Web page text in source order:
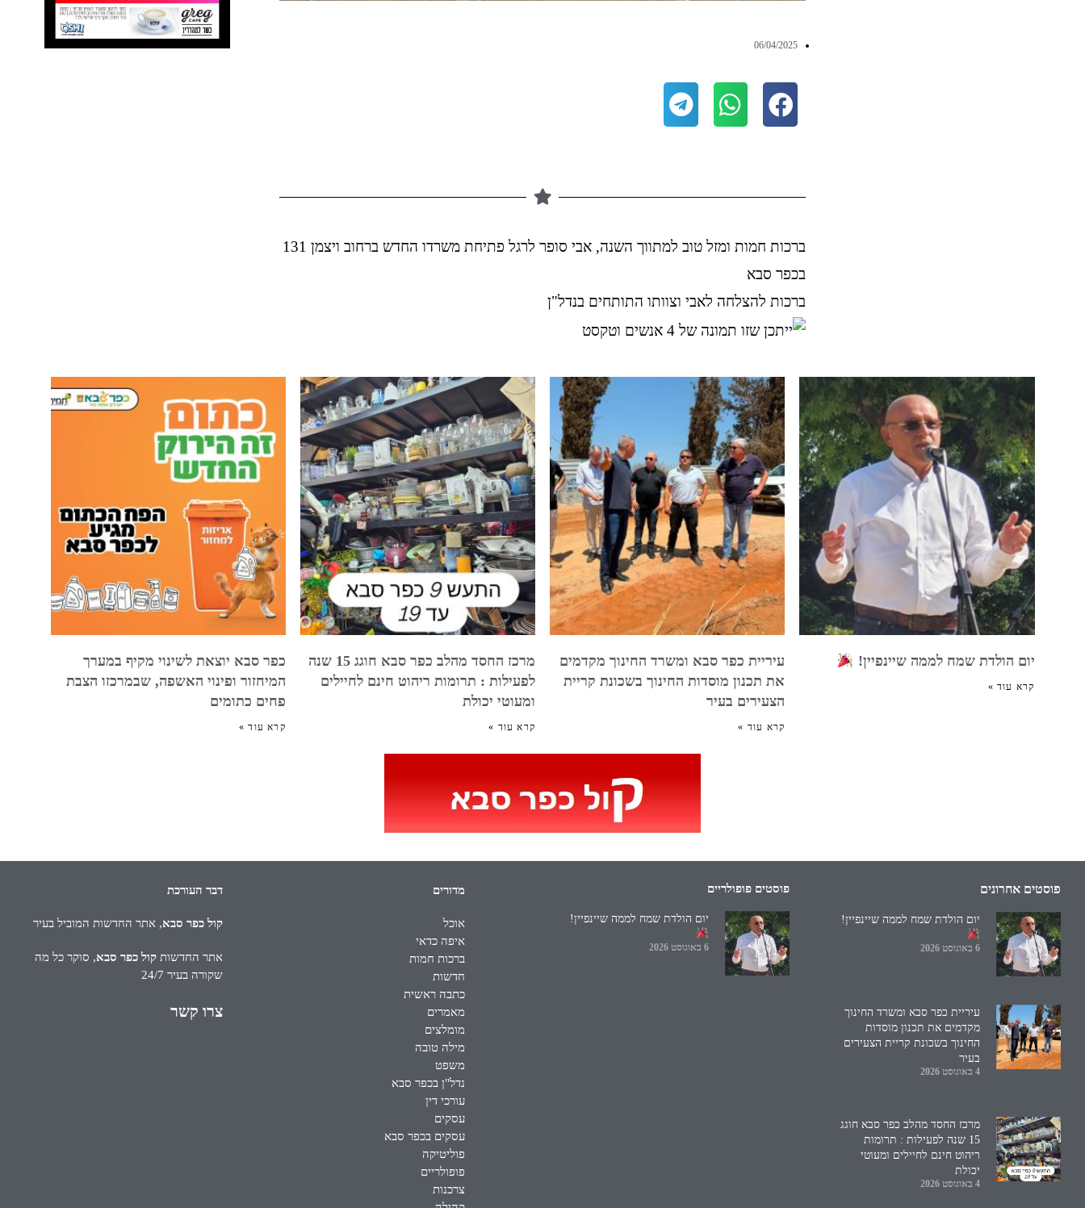
06/04/2025
ברכות חמות ומזל טוב למתווך השנה, אבי סופר לרגל פתיחת משרדו החדש ברחוב ויצמן 131
בכפר סבא
ברכות להצלחה לאבי וצוותו התותחים בנדל"ן
יום הולדת שמח לממה שיינפיין!
קרא עוד »
עיריית כפר סבא ומשרד החינוך מקדמים
את תכנון מוסדות החינוך בשכונת קריית
הצעירים בעיר
קרא עוד »
מרכז החסד מהלב כפר סבא חוגג 15 שנה
לפעילות : תרומות ריהוט חינם לחיילים
ומעוטי יכולת
קרא עוד »
כפר סבא יוצאת לשינוי מקיף במערך
המיחזור ופינוי האשפה, שבמרכזו הצבת
פחים כתומים
קרא עוד »
פוסטים אחרונים
יום הולדת שמח לממה שיינפיין!
6 באוגוסט 2026
עיריית כפר סבא ומשרד החינוך
מקדמים את תכנון מוסדות
החינוך בשכונת קריית הצעירים
בעיר
4 באוגוסט 2026
מרכז החסד מהלב כפר סבא חוגג
15 שנה לפעילות : תרומות
ריהוט חינם לחיילים ומעוטי
יכולת
4 באוגוסט 2026
פוסטים פופולריים
יום הולדת שמח לממה שיינפיין!
6 באוגוסט 2026
מדורים
אוכל
איפה כדאי
ברכות חמות
חדשות
כתבה ראשית
מאמרים
מומלצים
מילה טובה
משפט
נדל"ן בכפר סבא
עורכי דין
עסקים
עסקים בכפר סבא
פוליטיקה
פופולריים
צרכנות
דבר העורכת
קול כפר סבא, אתר החדשות המוביל בעיר
אתר החדשות קול כפר סבא, סוקר כל מה
שקורה בעיר 24/7
צרו קשר